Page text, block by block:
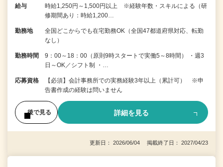
給与
時給1,250円～1,500円以上 ※経験年数・スキルによる（研
修期間あり：時給1,200…
勤務地
全国どこからでも在宅勤務OK（全国47都道府県対応、転勤
なし）
勤務時間
9：00～18：00（原則9時スタートで実働5～8時間） ・週3
日～OK／シフト制 ・…
応募資格
【必須】会計事務所での実務経験3年以上（累計可） ※申
告書作成の経験は問いません
後で見る 詳細を見る
更新日： 2026/06/04 掲載終了日： 2027/04/23